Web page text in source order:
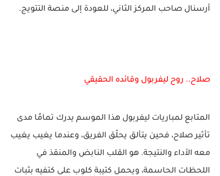
أرسنال صاحب المركز الثاني، للعودة إلى منصة التتويج.
صلاح.. روح ليفربول وقائده الحقيقي
المتابع لمباريات ليفربول هذا الموسم يدرك تمامًا مدى
تأثير صلاح، فحين يتألق يحلّق الفريق، وعندما يغيب يغيب
معه الأداء والنتيجة. هو القلب النابض والمنقذ في
اللحظات الحاسمة، ويحمل كتيبة كلوب على كتفيه بثبات